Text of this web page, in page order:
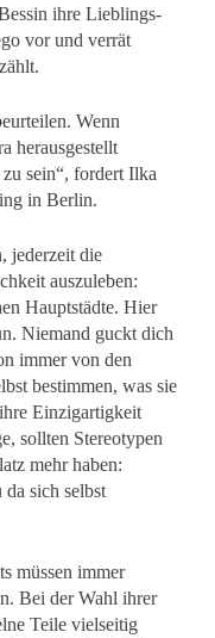
ihre Lieblings-
vor und verrät
Wenn
herausgestellt
sein“, fordert Ilka
in Berlin.
jederzeit die
auszuleben:
Hauptstädte. Hier
Niemand guckt dich
immer von den
bestimmen, was sie
Einzigartigkeit
sollten Stereotypen
mehr haben:
sich selbst
müssen immer
Bei der Wahl ihrer
Teile vielseitig